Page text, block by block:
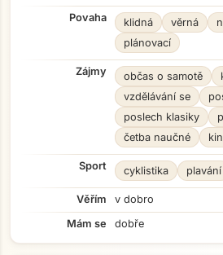
Povaha klidná věrná
plánovací
Zájmy občas o samotě
vzdělávání se
poslech klasiky
četba naučné
Sport cyklistika plavání
Věřím
v dobro
Mám se
dobře